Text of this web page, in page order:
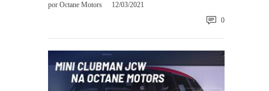
por Octane Motors
12/03/2021
0